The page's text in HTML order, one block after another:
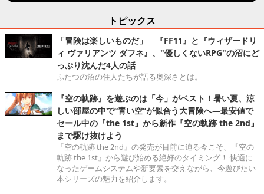
トピックス
「冒険は楽しいものだ」 ─『FF11』と『ウィザードリ
ィ ヴァリアンツ ダフネ』、"優しくないRPG"の沼にど
っぷり沈んだ4人の話
ふたつの沼の住人たちが語る奥深さとは。
『空の軌跡』を遊ぶのは「今」がベスト！暑い夏、涼
しい部屋の中で“青い空”が似合う大冒険へ―最安値で
セール中の『the 1st』から新作『空の軌跡 the 2nd』
まで駆け抜けよう
『空の軌跡 the 2nd』の発売が目前に迫る今こそ、『空の
軌跡 the 1st』から遊び始める絶好のタイミング！ 快適に
なったゲームシステムや新要素を交えながら、今遊びたい
本シリーズの魅力を紹介します。